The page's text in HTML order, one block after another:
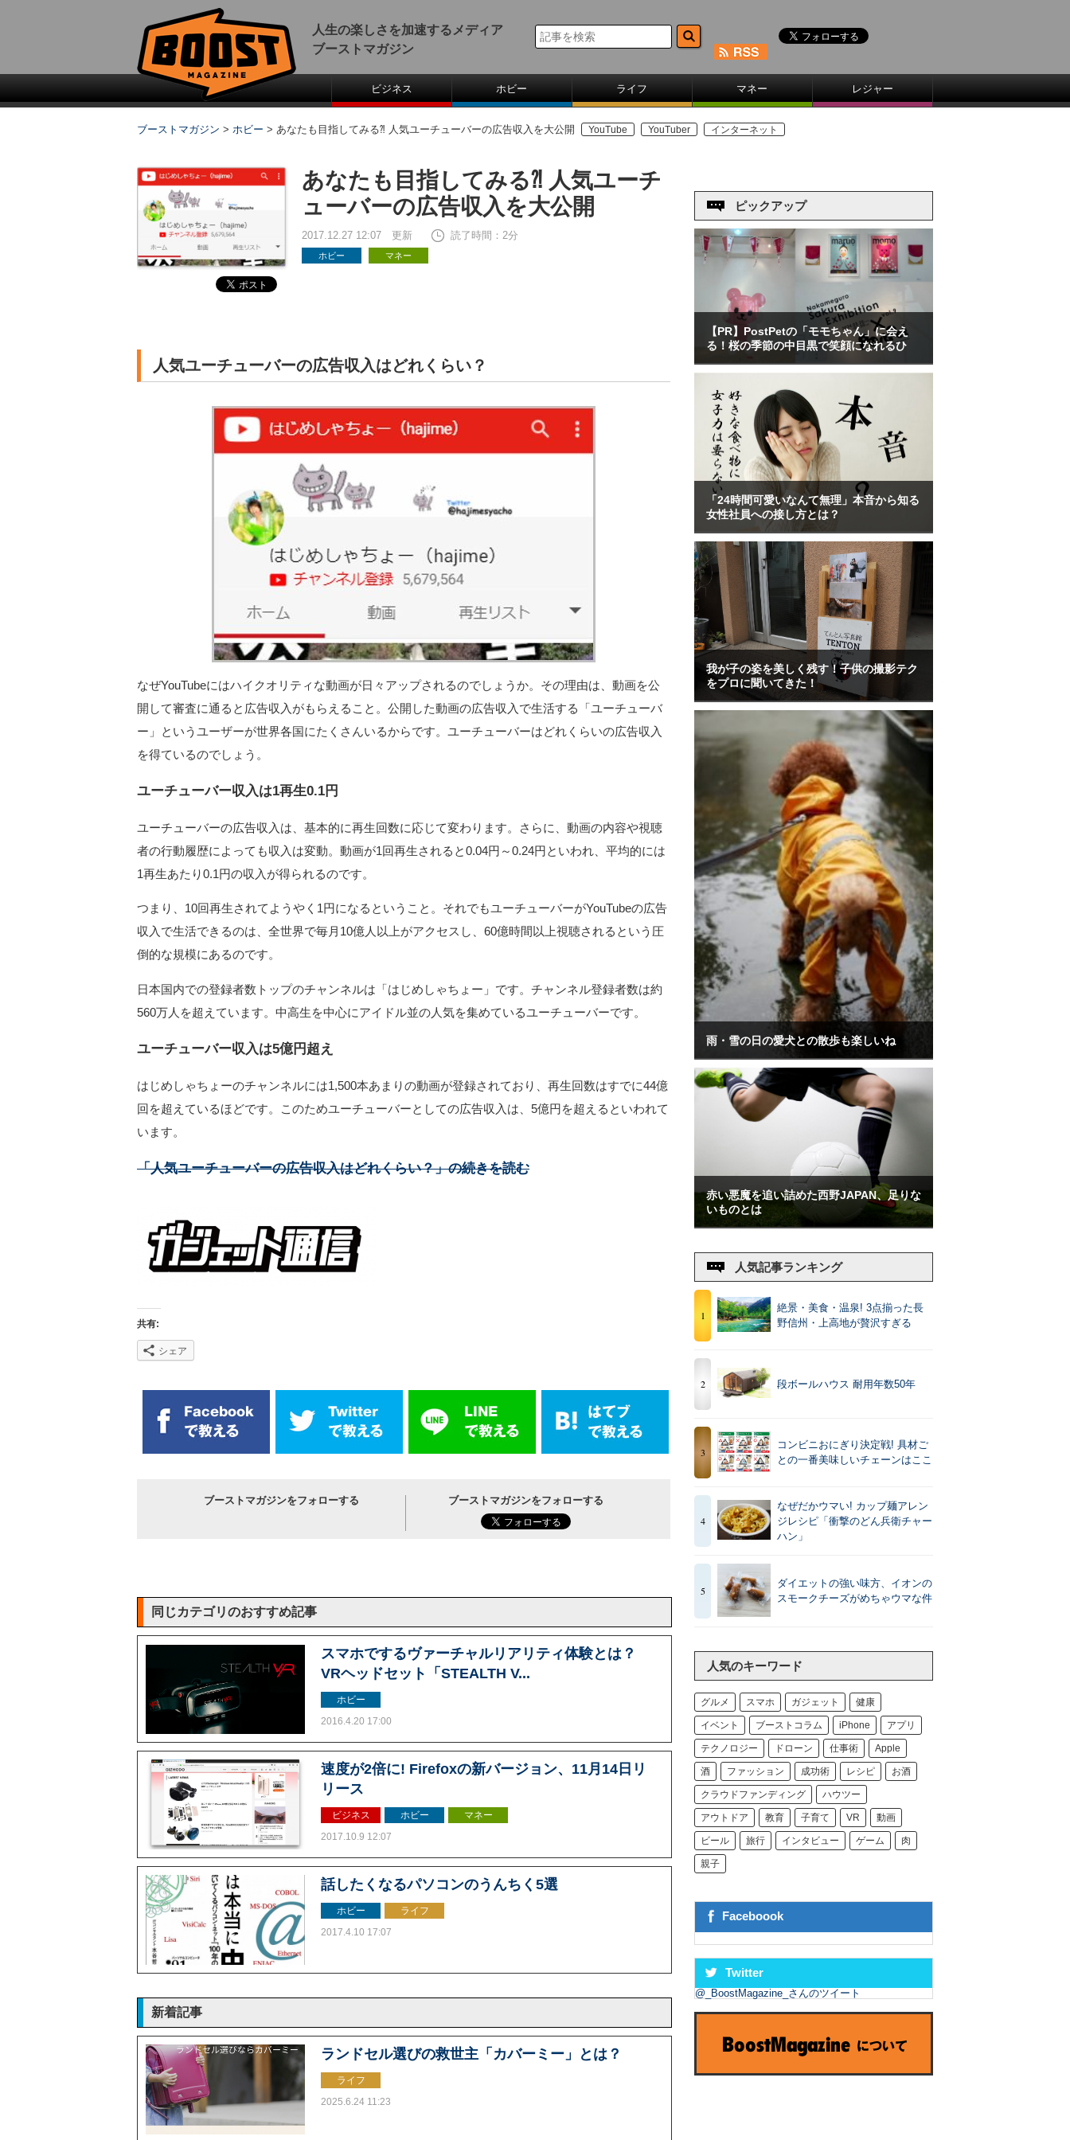
人生の楽しさを加速するメディア
ブーストマガジン
ビジネス ホビー ライフ マネー レジャー
ブーストマガジン > ホビー > あなたも目指してみる⁈ 人気ユーチューバーの広告収入を大公開 YouTube YouTuber インターネット
あなたも目指してみる⁈ 人気ユーチ
ューバーの広告収入を大公開
2017.12.27 12:07 更新 読了時間：2分
ホビー マネー
人気ユーチューバーの広告収入はどれくらい？
なぜYouTubeにはハイクオリティな動画が日々アップされるのでしょうか。その理由は、動画を公
開して審査に通ると広告収入がもらえること。公開した動画の広告収入で生活する「ユーチューバ
ー」というユーザーが世界各国にたくさんいるからです。ユーチューバーはどれくらいの広告収入
を得ているのでしょう。
ユーチューバー収入は1再生0.1円
ユーチューバーの広告収入は、基本的に再生回数に応じて変わります。さらに、動画の内容や視聴
者の行動履歴によっても収入は変動。動画が1回再生されると0.04円～0.24円といわれ、平均的には
1再生あたり0.1円の収入が得られるのです。
つまり、10回再生されてようやく1円になるということ。それでもユーチューバーがYouTubeの広告
収入で生活できるのは、全世界で毎月10億人以上がアクセスし、60億時間以上視聴されるという圧
倒的な規模にあるのです。
日本国内での登録者数トップのチャンネルは「はじめしゃちょー」です。チャンネル登録者数は約
560万人を超えています。中高生を中心にアイドル並の人気を集めているユーチューバーです。
ユーチューバー収入は5億円超え
はじめしゃちょーのチャンネルには1,500本あまりの動画が登録されており、再生回数はすでに44億
回を超えているほどです。このためユーチューバーとしての広告収入は、5億円を超えるといわれて
います。
「人気ユーチューバーの広告収入はどれくらい？」の続きを読む
共有:
シェア
ブーストマガジンをフォローする ブーストマガジンをフォローする
同じカテゴリのおすすめ記事
スマホでするヴァーチャルリアリティ体験とは？
VRヘッドセット「STEALTH V...
ホビー
2016.4.20 17:00
速度が2倍に! Firefoxの新バージョン、11月14日リ
リース
ビジネス ホビー
マネー
2017.10.9 12:07
話したくなるパソコンのうんちく5選
ホビー
ライフ
2017.4.10 17:07
新着記事
ランドセル選びの救世主「カバーミー」とは？
ライフ
2025.6.24 11:23
ピックアップ
【PR】PostPetの「モモちゃん」に会え
る！桜の季節の中目黒で笑顔になれるひ
「24時間可愛いなんて無理」本音から知る
女性社員への接し方とは？
我が子の姿を美しく残す！子供の撮影テク
をプロに聞いてきた！
雨・雪の日の愛犬との散歩も楽しいね
赤い悪魔を追い詰めた西野JAPAN、足りな
いものとは
人気記事ランキング
1
絶景・美食・温泉! 3点揃った長
野信州・上高地が贅沢すぎる
2 段ボールハウス 耐用年数50年
3
コンビニおにぎり決定戦! 具材ご
との一番美味しいチェーンはここ
4
なぜだかウマい! カップ麺アレン
ジレシピ「衝撃のどん兵衛チャー
ハン」
5
ダイエットの強い味方、イオンの
スモークチーズがめちゃウマな件
人気のキーワード
グルメ スマホ ガジェット 健康
イベント ブーストコラム iPhone アプリ
テクノロジー ドローン 仕事術 Apple
酒 ファッション 成功術 レシピ お酒
クラウドファンディング ハウツー
アウトドア 教育 子育て VR 動画
ビール 旅行 インタビュー ゲーム 肉
親子
Faceboook
Twitter
@_BoostMagazine_さんのツイート